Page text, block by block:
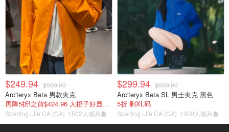
$249.94 $500.00
Arc'teryx Beta 男款夹克
再降5折!之前$424.96 大橙子好显白 蹲补
Sporting Life CA (CA) 1502人感兴趣
$299.94 $600.00
Arc'teryx Beta SL 男士夹克 黑色
5折 剩XL码
Sporting Life CA (CA) 1350人感兴趣